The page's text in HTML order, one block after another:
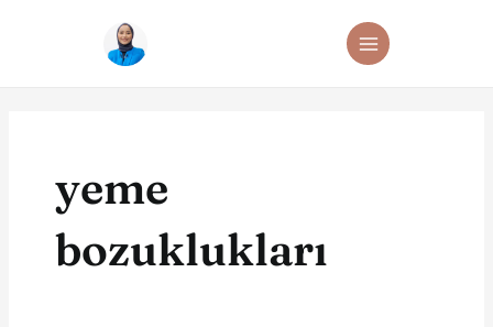
MAIN
MENU
yeme
bozuklukları